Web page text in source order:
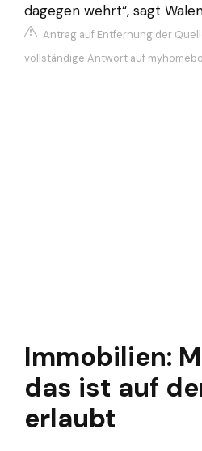
dagegen wehrt“, sagt
Antrag auf Entfernung der
vollständige Antwort auf
Immobilien:
das ist auf
erlaubt